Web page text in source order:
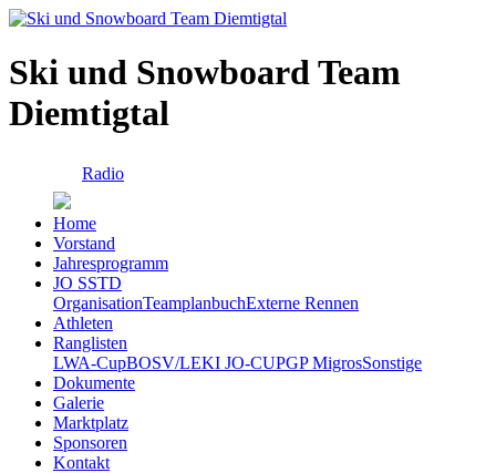
Ski und Snowboard Team
Diemtigtal
Radio
Home
Vorstand
Jahresprogramm
JO SSTD
OrganisationTeamplanbuchExterne Rennen
Athleten
Ranglisten
LWA-CupBOSV/LEKI JO-CUPGP MigrosSonstige
Dokumente
Galerie
Marktplatz
Sponsoren
Kontakt